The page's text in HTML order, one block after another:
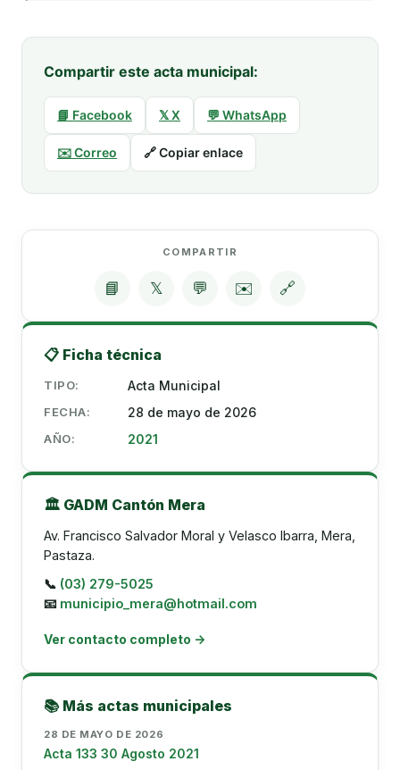
Compartir este acta municipal:
📘 Facebook 𝕏 X 💬 WhatsApp
✉️ Correo 🔗 Copiar enlace
COMPARTIR
📘 𝕏 💬 ✉️ 🔗
📋 Ficha técnica
TIPO: Acta Municipal
FECHA: 28 de mayo de 2026
AÑO: 2021
🏛️ GADM Cantón Mera
Av. Francisco Salvador Moral y Velasco Ibarra, Mera,
Pastaza.
📞 (03) 279-5025
📧 municipio_mera@hotmail.com
Ver contacto completo →
📚 Más actas municipales
28 DE MAYO DE 2026
Acta 133 30 Agosto 2021